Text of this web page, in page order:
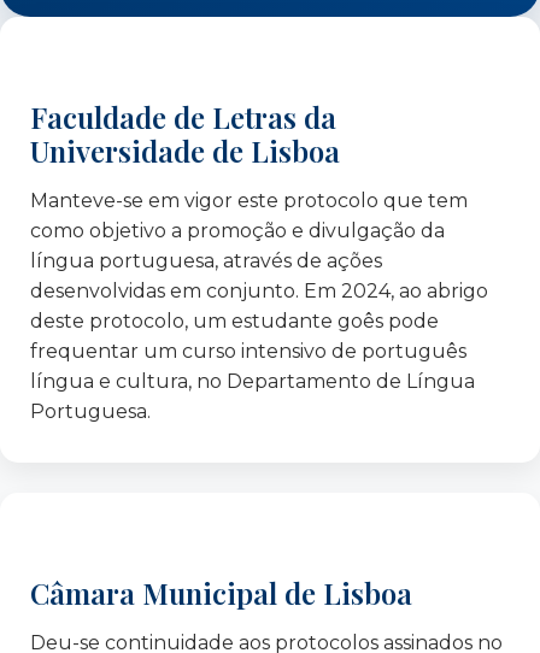
Negreiros
Agrupamento de Escolas Rainha Dona Leonor
APS Polygonal – Itália
Associação Projeto Ponte
Associação ADRA Portugal
Associação de Moradores do PER 11
Associação Humanidades: Humanus
Associação Renovar a Mouraria
Banco de voluntariado da CML
Câmara Municipal de Lisboa
CEIPES ETS, Centro Internazionale per la
Faculdade de Letras da
Universidade de Lisboa
Manteve-se em vigor este protocolo que tem
como objetivo a promoção e divulgação da
língua portuguesa, através de ações
desenvolvidas em conjunto. Em 2024, ao abrigo
deste protocolo, um estudante goês pode
frequentar um curso intensivo de português
língua e cultura, no Departamento de Língua
Portuguesa.
Câmara Municipal de Lisboa
Deu-se continuidade aos protocolos assinados no